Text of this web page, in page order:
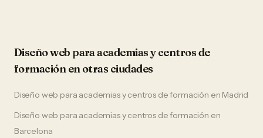
Diseño web paraacademias y centros de
formaciónen otras ciudades
Diseño web para academias y centros de formación en Madrid
Diseño web para academias y centros de formación en
Barcelona